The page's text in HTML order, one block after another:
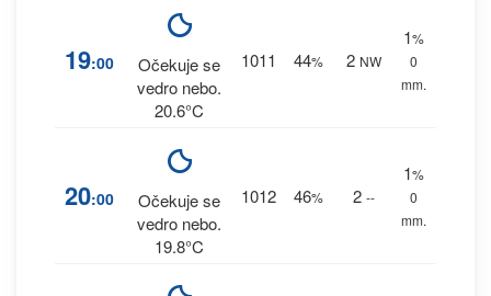
19:00
Očekuje se
vedro nebo.
20.6°C
1011 44% 2 NW
1%
0
mm.
20:00
Očekuje se
vedro nebo.
19.8°C
1012 46% 2 --
1%
0
mm.